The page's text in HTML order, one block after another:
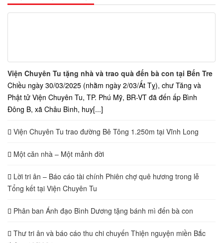
Viện Chuyên Tu tặng nhà và trao quà đến bà con tại Bến Tre
Chiều ngày 30/03/2025 (nhằm ngày 2/03/Ất Tỵ), chư Tăng và
Phật tử Viện Chuyên Tu, TP. Phú Mỹ, BR-VT đã đến ấp Bình
Đông B, xã Châu Bình, huy[...]
Viện Chuyên Tu trao đường Bê Tông 1.250m tại Vĩnh Long
Một căn nhà – Một mảnh đời
Lời tri ân – Báo cáo tài chính Phiên chợ quê hương trong lễ
Tổng kết tại Viện Chuyên Tu
Phân ban Ánh đạo Bình Dương tặng bánh mì đến bà con
Thư tri ân và báo cáo thu chi chuyến Thiện nguyện miền Bắc